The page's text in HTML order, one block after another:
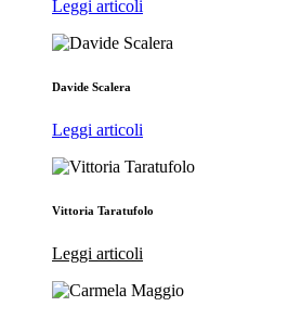
Leggi articoli
Davide Scalera
Leggi articoli
Vittoria Taratufolo
Leggi articoli